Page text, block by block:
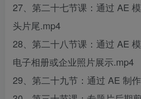
27、第二十七节课：通过 AE
头片尾.mp4
28、第二十八节课：通过 AE
电子相册或企业照片展示.mp4
29、第二十九节：通过 AE 制